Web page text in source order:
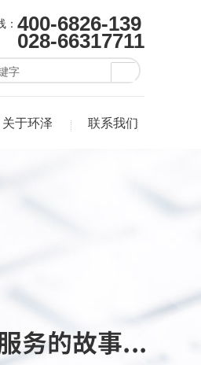
： 400-6826-139
028-66317711
关于环泽 联系我们